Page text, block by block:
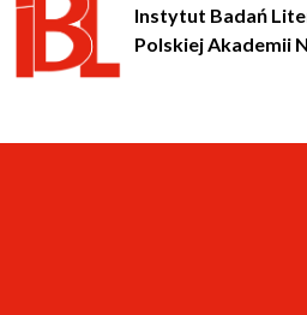
Instytut Badań
Polskiej Akademii
Instytut Badań Literackich Polskiej
Zespół